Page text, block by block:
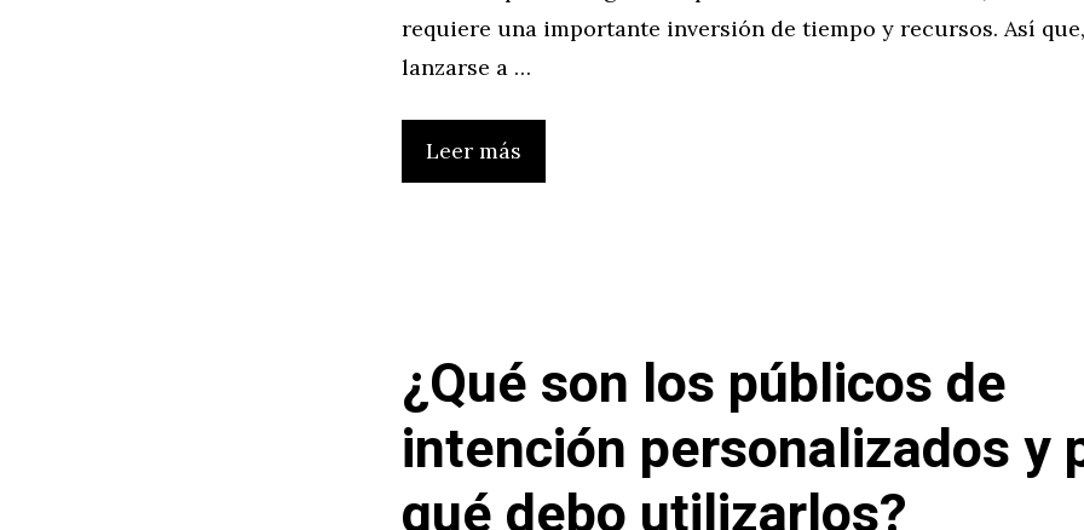
requiere una importante inversión de tiempo y recursos. Así
lanzarse a …
Leer más
¿Qué son los públicos de
intención personalizados y